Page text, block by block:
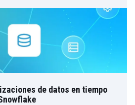
de datos en tiempo